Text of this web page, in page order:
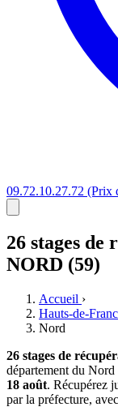
09.72.10.27.72 (Prix
26 stages de
NORD (59)
Accueil ›
Hauts-de-
Nord
26 stages de
département du
18 août. Récupérez
par la préfecture,